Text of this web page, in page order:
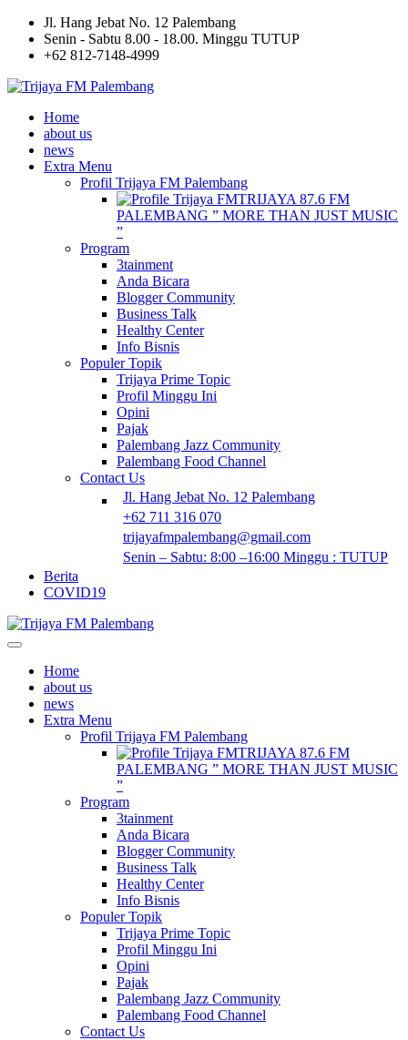
Jl. Hang Jebat No. 12 Palembang
Senin - Sabtu 8.00 - 18.00. Minggu TUTUP
+62 812-7148-4999
Home
about us
news
Extra Menu
Profil Trijaya FM Palembang
TRIJAYA 87.6 FM
PALEMBANG ” MORE THAN JUST MUSIC
”
Program
3tainment
Anda Bicara
Blogger Community
Business Talk
Healthy Center
Info Bisnis
Populer Topik
Trijaya Prime Topic
Profil Minggu Ini
Opini
Pajak
Palembang Jazz Community
Palembang Food Channel
Contact Us
Jl. Hang Jebat No. 12 Palembang
+62 711 316 070
trijayafmpalembang@gmail.com
Senin – Sabtu: 8:00 –16:00 Minggu : TUTUP
Berita
COVID19
Home
about us
news
Extra Menu
Profil Trijaya FM Palembang
TRIJAYA 87.6 FM
PALEMBANG ” MORE THAN JUST MUSIC
”
Program
3tainment
Anda Bicara
Blogger Community
Business Talk
Healthy Center
Info Bisnis
Populer Topik
Trijaya Prime Topic
Profil Minggu Ini
Opini
Pajak
Palembang Jazz Community
Palembang Food Channel
Contact Us